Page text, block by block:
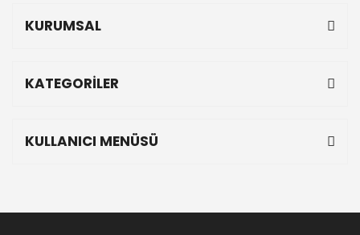
KURUMSAL
KATEGORİLER
KULLANICI MENÜSÜ